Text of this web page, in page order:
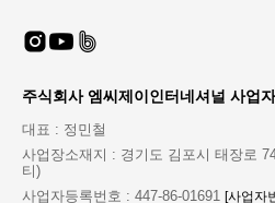
주식회사 엠씨제이인터네셔널 사업
대표 : 정민철
사업장소재지 : 경기도 김포시 태장로
티)
사업자등록번호 : 447-86-01691 [사업자